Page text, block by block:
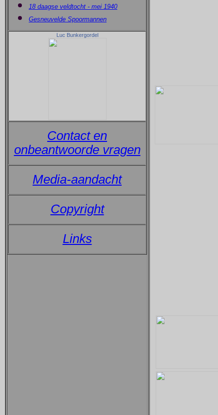
18 daagse veldtocht - mei 1940
Gesneuvelde Spoormannen
Luc Bunkergordel
Contact en
onbeantwoorde vragen
Media-aandacht
Copyright
Links